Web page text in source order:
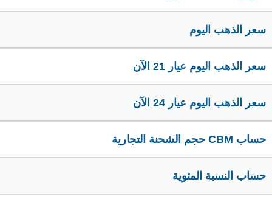
سعر الذهب اليوم
سعر الذهب اليوم عيار 21 الآن
سعر الذهب اليوم عيار 24 الآن
حساب CBM حجم الشحنة التجارية
حساب النسبة المئوية